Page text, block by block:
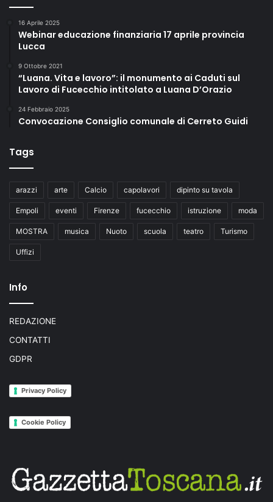
16 Aprile 2025
Webinar educazione finanziaria 17 aprile provincia
Lucca
9 Ottobre 2021
“Luana. Vita e lavoro”: il monumento ai Caduti sul
Lavoro di Fucecchio intitolato a Luana D’Orazio
24 Febbraio 2025
Convocazione Consiglio comunale di Cerreto Guidi
Tags
arazzi arte Calcio capolavori dipinto su tavola
Empoli eventi Firenze fucecchio istruzione moda
MOSTRA musica Nuoto scuola teatro Turismo
Uffizi
Info
REDAZIONE
CONTATTI
GDPR
Privacy Policy
Cookie Policy